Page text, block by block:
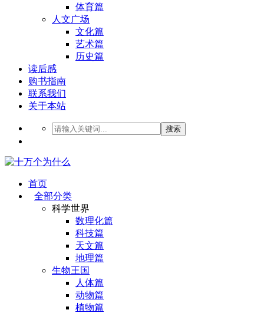
体育篇
人文广场
文化篇
艺术篇
历史篇
读后感
购书指南
联系我们
关于本站
搜索
首页
全部分类
科学世界
数理化篇
科技篇
天文篇
地理篇
生物王国
人体篇
动物篇
植物篇